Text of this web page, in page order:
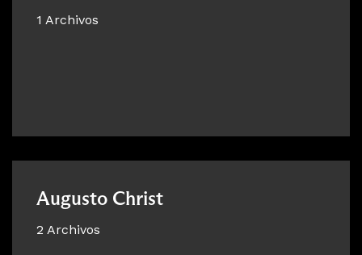
1 Archivos
Augusto Christ
2 Archivos